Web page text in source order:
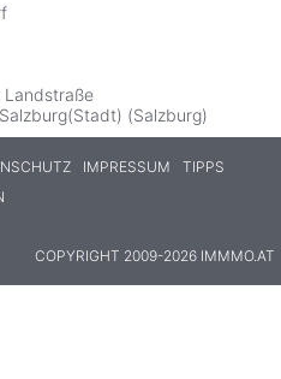
Landstraße
(Salzburg)
IMPRESSUM
TIPPS
COPYRIGHT 2009-2026 IMMMO.AT